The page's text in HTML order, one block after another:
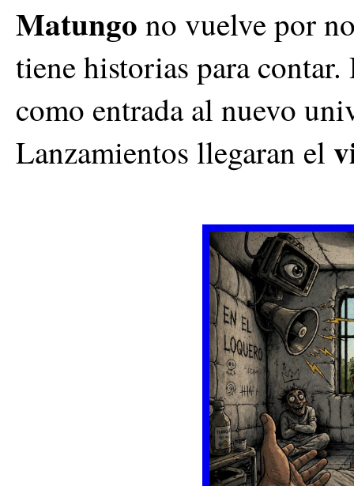
Matungo no vuelve por
tiene historias para
como entrada al nuevo
Lanzamientos llegaran el